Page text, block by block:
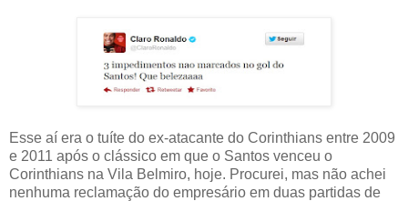
Esse aí era o tuíte do ex-atacante do Corinthians entre 2009
e 2011 após o clássico em que o Santos venceu o
Corinthians na Vila Belmiro, hoje. Procurei, mas não achei
nenhuma reclamação do empresário em duas partidas de